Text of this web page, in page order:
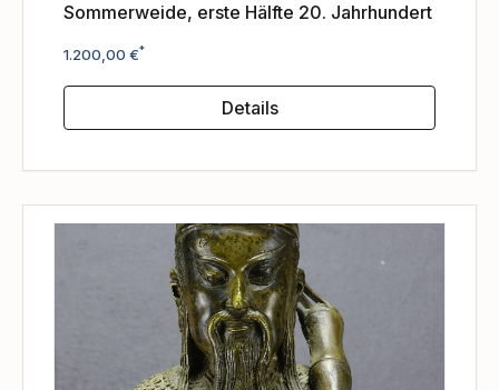
Sommerweide, erste Hälfte 20. Jahrhundert
Regulärer Preis:
1.200,00 €*
Details